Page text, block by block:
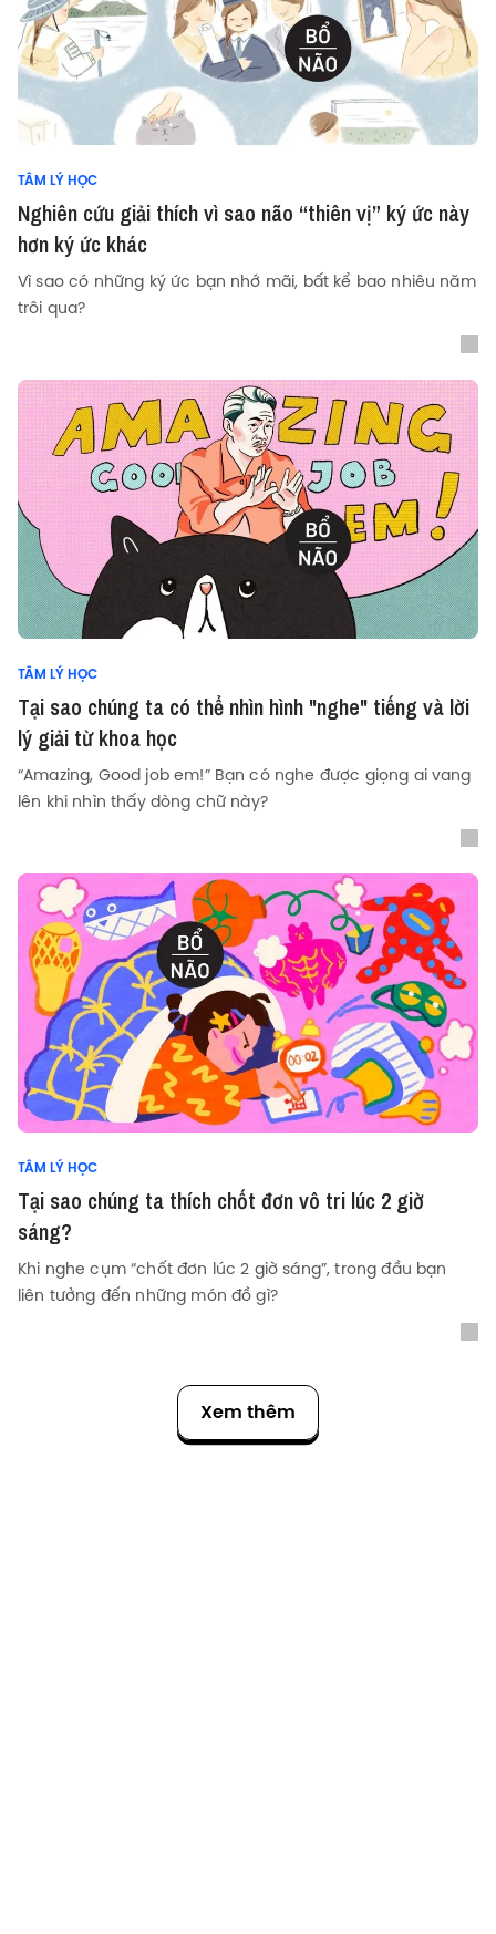
TÂM LÝ HỌC
Nghiên cứu giải thích vì sao não “thiên vị” ký ức này
hơn ký ức khác
Vì sao có những ký ức bạn nhớ mãi, bất kể bao nhiêu năm
trôi qua?
TÂM LÝ HỌC
Tại sao chúng ta có thể nhìn hình "nghe" tiếng và lời
lý giải từ khoa học
“Amazing, Good job em!” Bạn có nghe được giọng ai vang
lên khi nhìn thấy dòng chữ này?
TÂM LÝ HỌC
Tại sao chúng ta thích chốt đơn vô tri lúc 2 giờ
sáng?
Khi nghe cụm “chốt đơn lúc 2 giờ sáng”, trong đầu bạn
liên tưởng đến những món đồ gì?
Xem thêm